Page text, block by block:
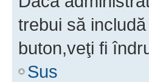
trebui să
buton,veţi fi
Sus